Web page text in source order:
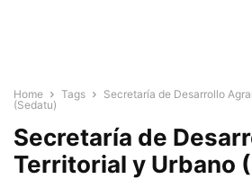
Home Tags
Secretaría de Desarrollo
(Sedatu)
Secretaría de
Territorial y Urbano